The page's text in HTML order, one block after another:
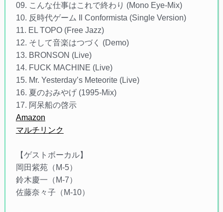
09. こんな仕事はこれで終わり (Mono Eye-Mix)
10. 反時代ゲーム Il Conformista (Single Version)
11. EL TOPO (Free Jazz)
12. そして音楽はつづく (Demo)
13. BRONSON (Live)
14. FUCK MACHINE (Live)
15. Mr. Yesterday’s Meteorite (Live)
16. 夏のおみやげ (1995-Mix)
17. 阿呆船の啓示
Amazon
マルチリンク
【ゲストボーカル】
岡田紫苑（M-5）
鈴木慶一（M-7）
佐藤奈々子（M-10）